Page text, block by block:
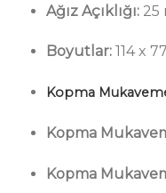
Ağız Açıklığı:25
Boyutlar:114 x
Kopma
Kopma
Kopma